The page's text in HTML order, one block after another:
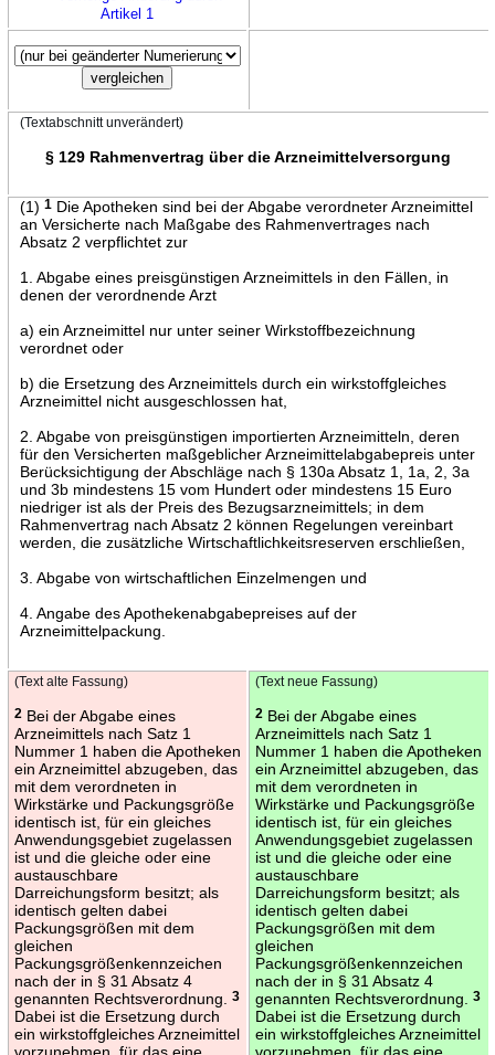
Artikel 1
(Textabschnitt unverändert)
§ 129 Rahmenvertrag über die Arzneimittelversorgung
(1) 1Die Apotheken sind bei der Abgabe verordneter Arzneimittel
an Versicherte nach Maßgabe des Rahmenvertrages nach
Absatz 2 verpflichtet zur
1. Abgabe eines preisgünstigen Arzneimittels in den Fällen, in
denen der verordnende Arzt
a) ein Arzneimittel nur unter seiner Wirkstoffbezeichnung
verordnet oder
b) die Ersetzung des Arzneimittels durch ein wirkstoffgleiches
Arzneimittel nicht ausgeschlossen hat,
2. Abgabe von preisgünstigen importierten Arzneimitteln, deren
für den Versicherten maßgeblicher Arzneimittelabgabepreis unter
Berücksichtigung der Abschläge nach § 130a Absatz 1, 1a, 2, 3a
und 3b mindestens 15 vom Hundert oder mindestens 15 Euro
niedriger ist als der Preis des Bezugsarzneimittels; in dem
Rahmenvertrag nach Absatz 2 können Regelungen vereinbart
werden, die zusätzliche Wirtschaftlichkeitsreserven erschließen,
3. Abgabe von wirtschaftlichen Einzelmengen und
4. Angabe des Apothekenabgabepreises auf der
Arzneimittelpackung.
(Text alte Fassung)
2Bei der Abgabe eines
Arzneimittels nach Satz 1
Nummer 1 haben die Apotheken
ein Arzneimittel abzugeben, das
mit dem verordneten in
Wirkstärke und Packungsgröße
identisch ist, für ein gleiches
Anwendungsgebiet zugelassen
ist und die gleiche oder eine
austauschbare
Darreichungsform besitzt; als
identisch gelten dabei
Packungsgrößen mit dem
gleichen
Packungsgrößenkennzeichen
nach der in § 31 Absatz 4
genannten Rechtsverordnung.
3
Dabei ist die Ersetzung durch
ein wirkstoffgleiches Arzneimittel
vorzunehmen, für das eine
(Text neue Fassung)
2Bei der Abgabe eines
Arzneimittels nach Satz 1
Nummer 1 haben die Apotheken
ein Arzneimittel abzugeben, das
mit dem verordneten in
Wirkstärke und Packungsgröße
identisch ist, für ein gleiches
Anwendungsgebiet zugelassen
ist und die gleiche oder eine
austauschbare
Darreichungsform besitzt; als
identisch gelten dabei
Packungsgrößen mit dem
gleichen
Packungsgrößenkennzeichen
nach der in § 31 Absatz 4
genannten Rechtsverordnung.
3
Dabei ist die Ersetzung durch
ein wirkstoffgleiches Arzneimittel
vorzunehmen, für das eine